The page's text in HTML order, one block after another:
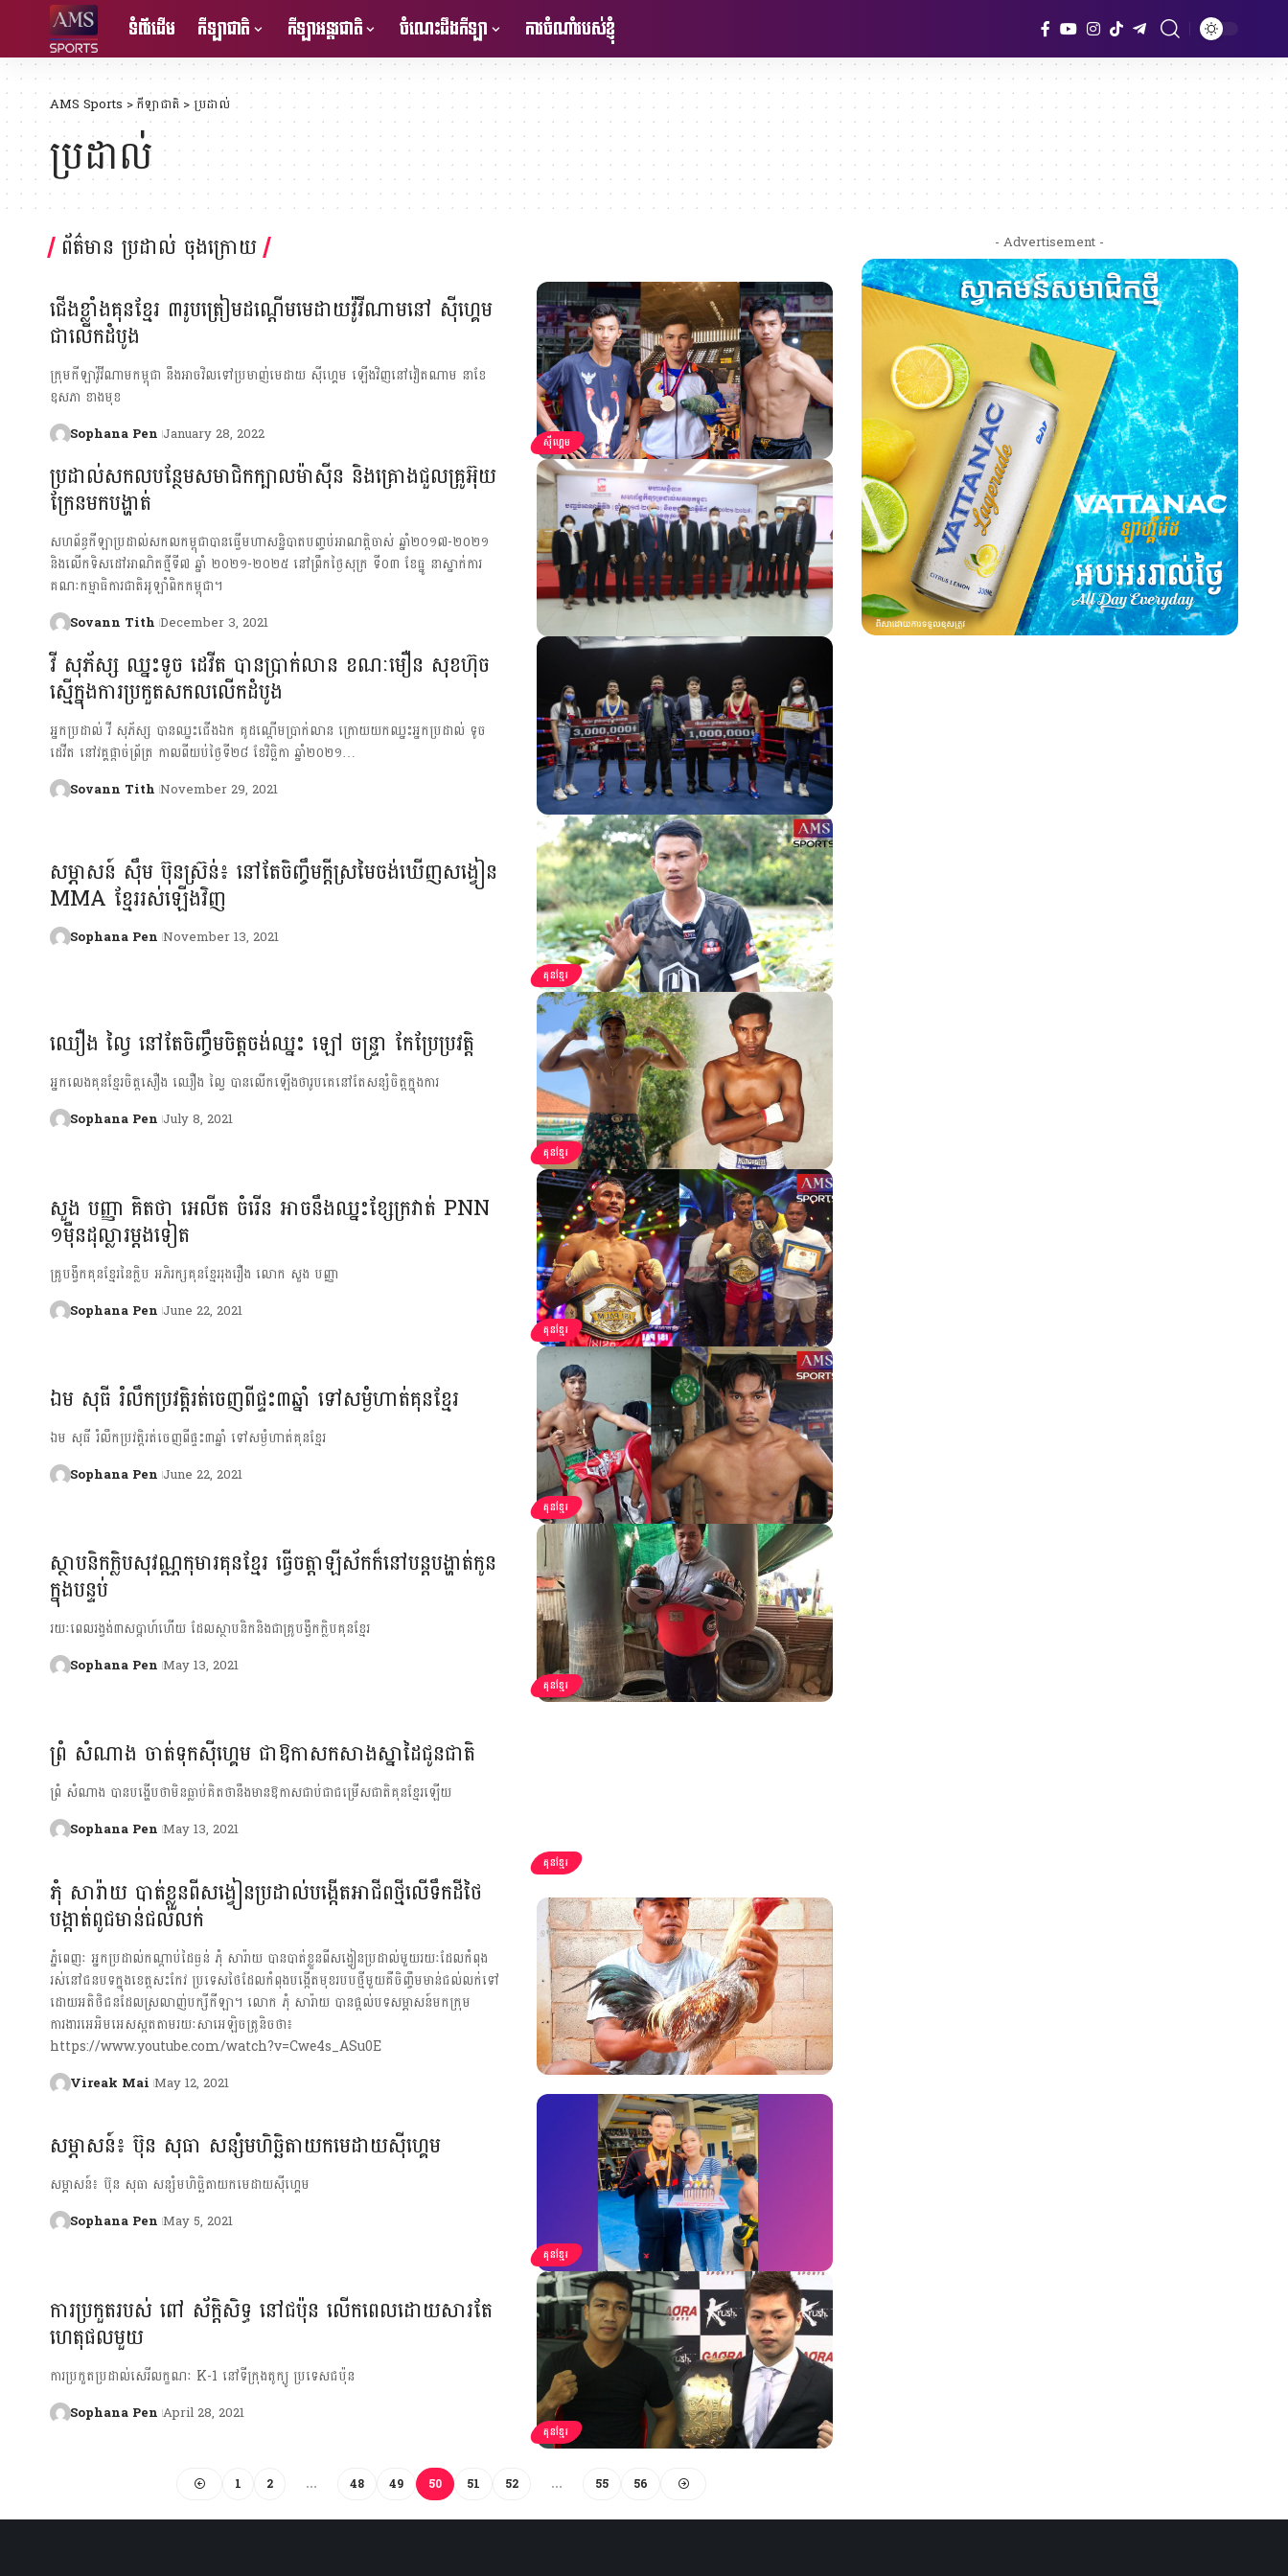
ទំព័រដើម កីឡាជាតិ កីឡាអន្តរជាតិ ចំណេះដឹងកីឡា ការចំណាំរបស់ខ្ញុំ
AMS Sports >កីឡាជាតិ>ប្រដាល់
ប្រដាល់
ព័ត៌មាន ប្រដាល់ ចុងក្រោយ
ស៊ីហ្គេម
ជើង​ខ្លាំង​គុនខ្មែរ ៣រូប​ត្រៀម​ដណ្ដើមមេដាយវ៉ូវីណាមនៅ ស៊ីហ្គេម
ជាលើកដំបូង​
ក្រុម​កីឡាវ៉ូវីណាមកម្ពុជា នឹង​អាច​វិល​ទៅ​ប្រមាញ់មេដាយ​​ ស៊ីហ្គេម ឡើង​វិញនៅវៀតណាម នាខែ​
ឧសភា ខាង​មុខ
Sophana Pen January 28, 2022
ប្រដាល់សកលបន្ថែមសមាជិកក្បាលម៉ាស៊ីន និងគ្រោងជួលគ្រូអ៊ុយ
ក្រែនមកបង្ហាត់
សហព័ន្ធកីឡាប្រដាល់សកលកម្ពុជាបានធ្វើមហាសន្និបាតបញ្ចប់អាណត្តិចាស់ ឆ្នាំ២០១៧-២០២១
និងលើកទិសដៅអាណិតថ្មីទី៧ ឆ្នាំ ២០២១-២០២៥ នៅព្រឹកថ្ងៃសុក្រ ទី០៣ ខែធ្នូ នាស្នាក់ការ
គណៈកម្មាធិការជាតិអូឡាំពិកកម្ពុជា។
Sovann Tith December 3, 2021
វី សុភ័ស្ស ឈ្នះទូច ដេវីត បានប្រាក់លាន ខណៈមឿន សុខហ៊ុច
ស្មើក្នុងការប្រកួតសកលលើកដំបូង
អ្នកប្រដាល់ វី សុភ័ស្ស បានឈ្នះជើងឯក គូដណ្តើមប្រាក់លាន ក្រោយយកឈ្នះអ្នកប្រដាល់ ទូច
ដេវីត នៅវគ្គផ្តាច់ព្រ័ត្រ កាលពីយប់ថ្ងៃទី២៨ ខែវិច្ឆិកា ឆ្នាំ២០២១…
Sovann Tith November 29, 2021
គុនខ្មែរ
សម្ភាសន៍ ស៊ឹម ប៊ុនស្រ៊ន់៖ នៅតែចិញ្ចឹមក្ដីស្រមៃចង់ឃើញសង្វៀន
MMA ខ្មែររស់ឡើងវិញ
Sophana Pen November 13, 2021
គុនខ្មែរ
ឈឿង ល្វៃ នៅតែចិញ្ចឹមចិត្តចង់ឈ្នះ ឡៅ ចន្ទ្រា កែប្រែប្រវត្តិ
អ្នកលេងគុនខ្មែរចិត្តសឿង ឈឿង ល្វៃ បានលើកឡើងថារូបគេនៅតែសន្សំចិត្តក្នុងការ
Sophana Pen July 8, 2021
គុនខ្មែរ
សួង បញ្ញា គិតថា អេលីត ចំរើន អាចនឹងឈ្នះខ្សែក្រវាត់ PNN
១ម៉ឺនដុល្លារម្ដងទៀត
គ្រូបង្វឹក​គុន​ខ្មែរ​នៃ​ក្លិប​ អភិរក្ស​គុនខ្មែរ​រុង​រឿង លោក សួង បញ្ញា
Sophana Pen June 22, 2021
គុនខ្មែរ
ឯម សុធី រំលឹកប្រវត្តិ​រត់ចេញពីផ្ទះ៣ឆ្នាំ ទៅសម្ងំហាត់គុនខ្មែរ
ឯម សុធី រំលឹកប្រវត្តិ​រត់ចេញពីផ្ទះ៣ឆ្នាំ ទៅសម្ងំហាត់គុនខ្មែរ
Sophana Pen June 22, 2021
គុនខ្មែរ
ស្ថាបនិកក្លិបសុវណ្ណកុមារគុនខ្មែរ ធ្វើចត្តាឡីស័កក៏នៅបន្តបង្ហាត់កូន
ក្នុងបន្ទប់
រយៈពេលរង្វង់៣សប្ដាហ៍ហើយ ដែលស្ថាបនិកនិងជាគ្រូបង្វឹកក្លិបគុនខ្មែរ
Sophana Pen May 13, 2021
គុនខ្មែរ
ព្រំ សំណាង ចាត់ទុកស៊ីហ្គេម ជាឱកាសកសាងស្នាដៃជូនជាតិ
ព្រំ សំណាង បានបង្ហើបថាមិនធ្លាប់គិតថានឹងមានឱកាសជាប់ជាជម្រើសជាតិគុនខ្មែរឡើយ
Sophana Pen May 13, 2021
ភុំ សារ៉ាយ បាត់ខ្លួនពីសង្វៀនប្រដាល់បង្កើតអាជីពថ្មីលើទឹកដីថៃ
បង្កាត់ពូជមាន់ជល់លក់
ភ្នំពេញៈ អ្នកប្រដាល់កណ្តាប់ដៃធ្ងន់ ភុំ សារ៉ាយ បានបាត់ខ្លួនពីសង្វៀនប្រដាល់មួយរយៈដែលកំពុង
រស់នៅជនបទក្នុងខេត្តសះកែវ ប្រទេសថៃដែលកំពុងបង្កើតមុខរបបថ្មីមួយគឺចិញ្ចឹមមាន់ជល់លក់ទៅ
ដោយអតិថិជនដែលស្រលាញ់បក្សីកីឡា។ លោក ភុំ សារ៉ាយ បានផ្ដល់បទសម្ភាសន៍មកក្រុម
ការងារអេអិមអេសស្ពតតាមរយៈសាអេឡិចត្រូនិចថា៖​
https://www.youtube.com/watch?v=Cwe4s_ASu0E
Vireak Mai May 12, 2021
គុនខ្មែរ
សម្ភាសន៍៖ ប៊ុន សុធា សន្សំមហិច្ឆិតាយកមេដាយស៊ីហ្គេម
សម្ភាសន៍៖ ប៊ុន សុធា សន្សំមហិច្ឆិតាយកមេដាយស៊ីហ្គេម
Sophana Pen May 5, 2021
គុនខ្មែរ
ការ​ប្រកួតរបស់ ពៅ ស័ក្តិសិទ្ធ នៅជប៉ុន​ លើកពេលដោយសារតែ
ហេតុផលមួយ
ការប្រកួត​ប្រដាល់​សេរីលក្ខណៈ K-1 នៅទីក្រុង​តូក្យូ ប្រទេស​ជប៉ុន
Sophana Pen April 28, 2021
1 2 … 48 49 50 51 52 … 55 56
- Advertisement -